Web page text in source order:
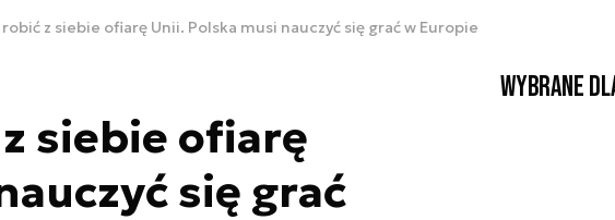
z siebie ofiarę Unii. Polska musi nauczyć się grać w Europie
siebie ofiarę
się grać
Wybrane